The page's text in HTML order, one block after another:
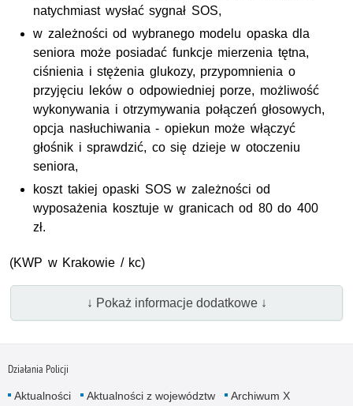
natychmiast wysłać sygnał SOS,
w zależności od wybranego modelu opaska dla
seniora może posiadać funkcje mierzenia tętna,
ciśnienia i stężenia glukozy, przypomnienia o
przyjęciu leków o odpowiedniej porze, możliwość
wykonywania i otrzymywania połączeń głosowych,
opcja nasłuchiwania - opiekun może włączyć
głośnik i sprawdzić, co się dzieje w otoczeniu
seniora,
koszt takiej opaski SOS w zależności od
wyposażenia kosztuje w granicach od 80 do 400
zł.
(KWP w Krakowie / kc)
↓ Pokaż informacje dodatkowe ↓
Działania Policji
Aktualności Aktualności z województw
Archiwum X